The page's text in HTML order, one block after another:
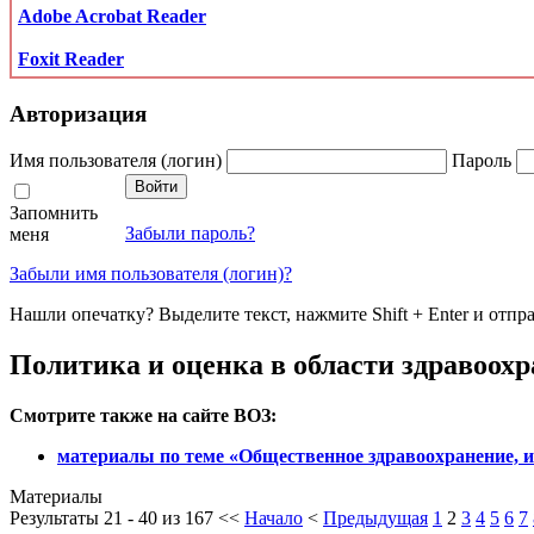
Adobe Acrobat Reader
Foxit Reader
Авторизация
Имя пользователя (логин) Пароль
Запомнить
меня
Забыли пароль?
Забыли имя пользователя (логин)?
Нашли опечатку? Выделите текст, нажмите Shift + Enter и
Политика и оценка в области
Смотрите также на сайте ВОЗ:
материалы по теме «Общественное здравоохранение,
Материалы
Результаты 21 - 40 из 167 << Начало < Предыдущая 1 2 3 4 5 6 7